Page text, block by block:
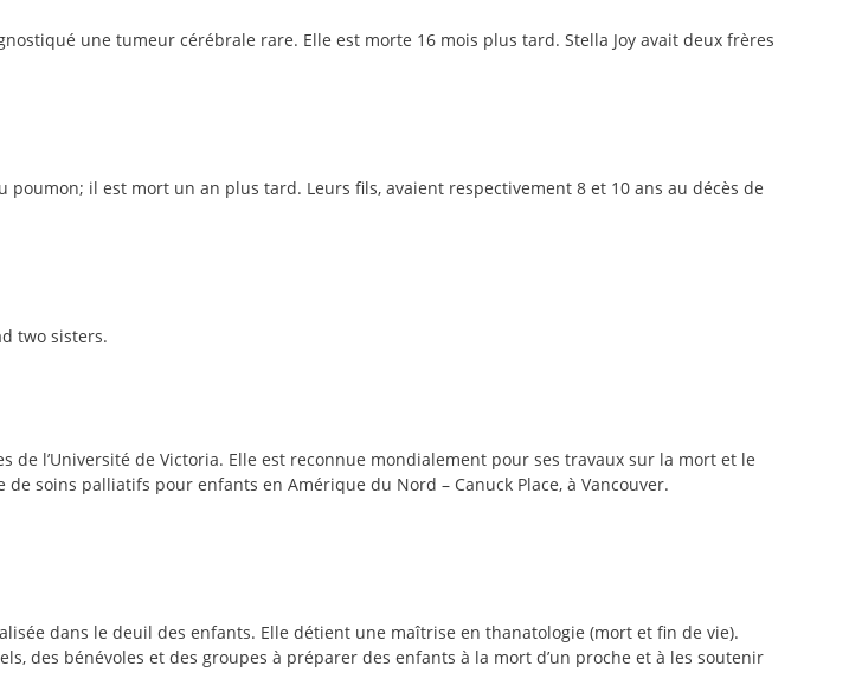
une tumeur cérébrale rare. Elle est morte 16 mois plus tard. Stella Joy avait deux frères
poumon; il est mort un an plus tard. Leurs fils, avaient respectivement 8 et 10 ans au décès de
two sisters.
de l’Université de Victoria. Elle est reconnue mondialement pour ses travaux sur la mort et le
soins palliatifs pour enfants en Amérique du Nord – Canuck Place, à Vancouver.
dans le deuil des enfants. Elle détient une maîtrise en thanatologie (mort et fin de vie).
des bénévoles et des groupes à préparer des enfants à la mort d’un proche et à les soutenir